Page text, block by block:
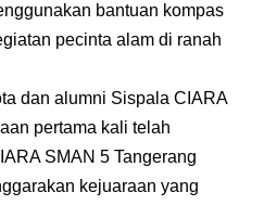
bantuan kompas
pecinta alam di ranah
dan alumni Sispala CIARA
pertama kali telah
SMAN 5 Tangerang
kejuaraan yang